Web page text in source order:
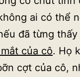
ai có thể
đã từng
của cô. Họ
cợt của cô,